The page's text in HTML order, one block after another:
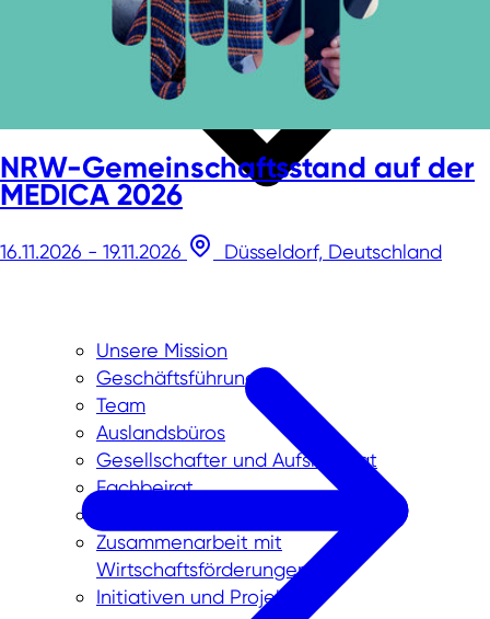
Unsere Mission
Geschäftsführung
Team
Auslandsbüros
Gesellschafter und Aufsichtsrat
Fachbeirat
Zusammenarbeit mit
Wirtschaftsförderungen
Initiativen und Projekte
NRW-Gemeinschaftsstand auf der
MEDICA 2026
16.11.2026 - 19.11.2026 Düsseldorf, Deutschland